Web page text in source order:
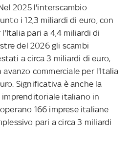
2025 l'interscambio
i 12,3 miliardi di euro, con
pari a 4,4 miliardi di
del 2026 gli scambi
a circa 3 miliardi di euro,
commerciale per l'Italia
Significativa è anche la
imprenditoriale italiano in
166 imprese italiane
pari a circa 3 miliardi